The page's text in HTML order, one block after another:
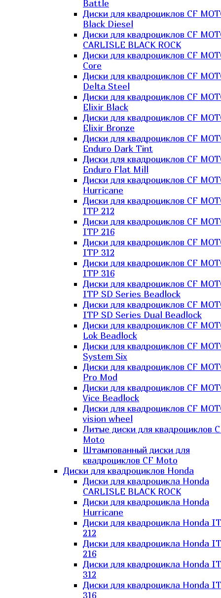
Battle
Диски для квадроциклов CF
Black Diesel
Диски для квадроциклов CF
CARLISLE BLACK ROCK
Диски для квадроциклов CF
Core
Диски для квадроциклов CF
Delta Steel
Диски для квадроциклов CF
Elixir Black
Диски для квадроциклов CF
Elixir Bronze
Диски для квадроциклов CF
Enduro Dark Tint
Диски для квадроциклов CF
Enduro Flat Mill
Диски для квадроциклов CF
Hurricane
Диски для квадроциклов CF
ITP 212
Диски для квадроциклов CF
ITP 216
Диски для квадроциклов CF
ITP 312
Диски для квадроциклов CF
ITP 316
Диски для квадроциклов CF
ITP SD Series Beadlock
Диски для квадроциклов CF
ITP SD Series Dual Beadlock
Диски для квадроциклов CF
Lok Beadlock
Диски для квадроциклов CF
System Six
Диски для квадроциклов CF
Pro Mod
Диски для квадроциклов CF
Vice Beadlock
Диски для квадроциклов CF
vision wheel
Литые диски для квадроциклов
Moto
Штампованный диски для
квадроциклов CF Moto
Диски для квадроциклов Honda
Диски для квадроцикла Honda
CARLISLE BLACK ROCK
Диски для квадроцикла Honda
Hurricane
Диски для квадроцикла Honda
212
Диски для квадроцикла Honda
216
Диски для квадроцикла Honda
312
Диски для квадроцикла Honda
316